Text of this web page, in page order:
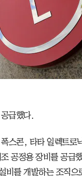
급했다.
스콘, 타타 일렉트로
공정용 장비를 공급
비를 개발하는 조직으